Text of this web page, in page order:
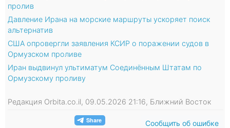
пролив
Давление Ирана на морские маршруты ускоряет поиск
альтернатив
США опровергли заявления КСИР о поражении судов в
Ормузском проливе
Иран выдвинул ультиматум Соединённым Штатам по
Ормузскому проливу
Редакция Orbita.co.il, 09.05.2026 21:16, Ближний Восток
Сообщить об ошибке